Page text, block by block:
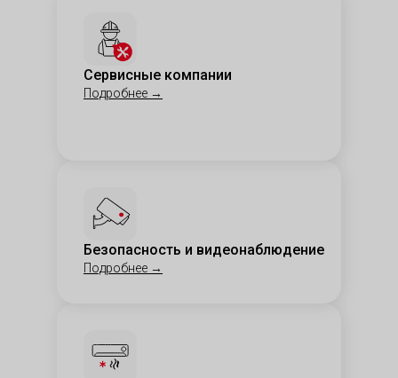
Сервисные компании
Подробнее →
Безопасность и видеонаблюдение
Подробнее →